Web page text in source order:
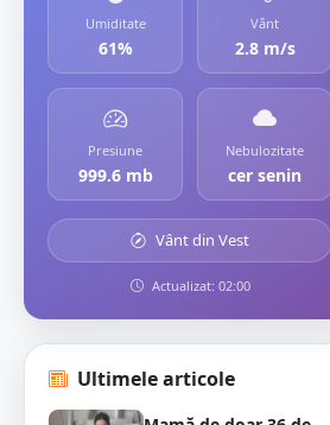
Umiditate
61%
Vânt
2.8 m/s
Presiune
999.6 mb
Nebulozitate
cer senin
Vânt din Vest
Actualizat: 02:00
Ultimele articole